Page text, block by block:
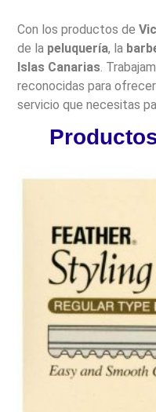
Con los productos de
de la peluquería, la
Islas Canarias.
reconocidas para
servicio que necesitas